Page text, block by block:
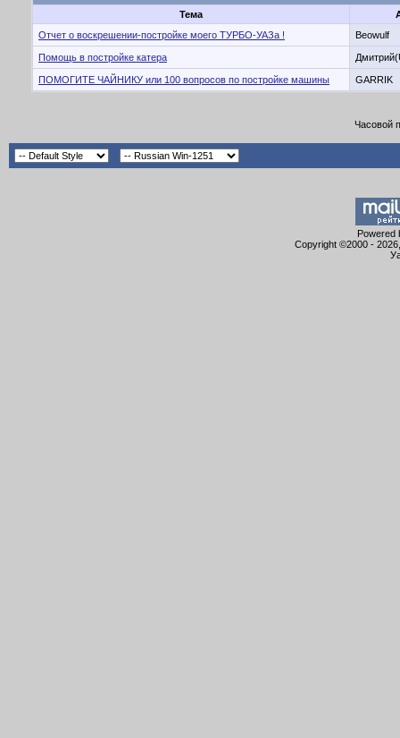
Тема
Отчет о воскрешении-постройке моего ТУРБО-УАЗа !
Beowulf
Помощь в постройке катера
ПОМОГИТЕ ЧАЙНИКУ или 100 вопросов по постройке машины GARRIK
Часовой
Powered
Copyright ©2000 -